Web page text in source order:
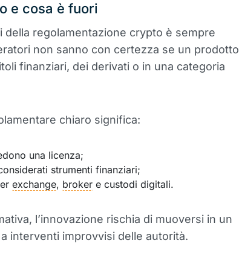
e cosa è fuori
della regolamentazione crypto è sempre
non sanno con certezza se un prodotto
finanziari, dei derivati o in una categoria
chiaro significa:
una licenza;
strumenti finanziari;
exchange, broker e custodi digitali.
l’innovazione rischia di muoversi in un
interventi improvvisi delle autorità.